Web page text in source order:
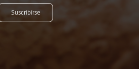
Suscribirse